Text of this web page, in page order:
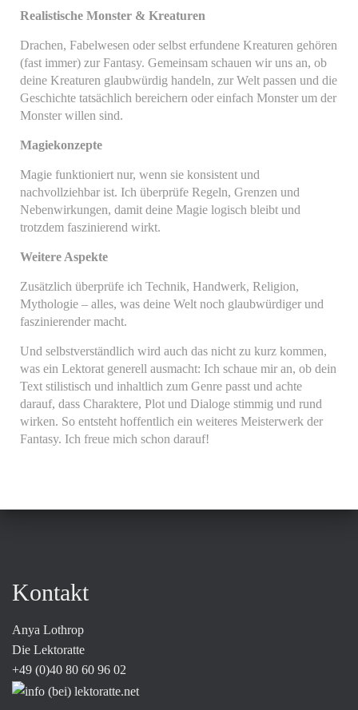
Realistische Monster & Kreaturen
Drachen, Fabelwesen oder selbst erfundene Kreaturen gehören
(fast immer) zur Fantasy. Gemeinsam schauen wir uns an, ob
deine Kreaturen glaubwürdig handeln, zur Welt passen und die
Geschichte tatsächlich bereichern oder einfach Monster um der
Monster willen sind.
Magiekonzepte
Magie funktioniert nur, wenn sie konsistent und
nachvollziehbar ist. Ich überprüfe Regeln, Grenzen und
Nebenwirkungen, damit deine Magie logisch bleibt und
trotzdem faszinierend wirkt.
Weitere Aspekte
Zusätzlich überprüfe ich Technik, Handwerk, Religion,
Mythologie – alles, was deine Welt noch glaubwürdiger und
faszinierender macht.
Und selbstverständlich wird auch das nicht zu kurz kommen,
was ein Lektorat generell ausmacht: Ich schaue mir an, ob dein
Text stilistisch und inhaltlich zum Genre passt und achte
darauf, dass Charaktere, Plot und Dialoge stimmig und rund
wirken. So entsteht hoffentlich ein weiteres Meisterwerk der
Fantasy. Ich freue mich schon darauf!
Kontakt
Anya Lothrop
Die Lektoratte
+49 (0)40 80 60 96 02